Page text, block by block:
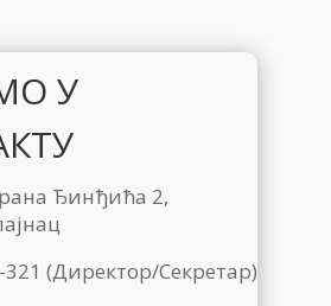
У
Ђинђића 2,
(Директор/Секретар)